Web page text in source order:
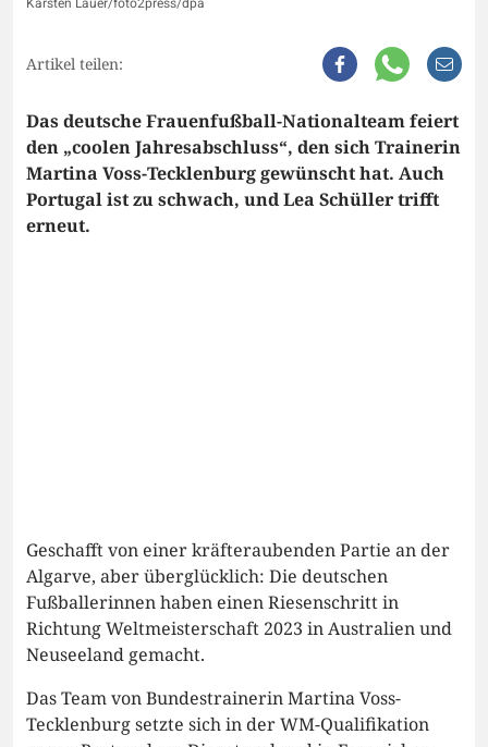
Artikel teilen:
Das deutsche Frauenfußball-Nationalteam feiert
den „coolen Jahresabschluss“, den sich Trainerin
Martina Voss-Tecklenburg gewünscht hat. Auch
Portugal ist zu schwach, und Lea Schüller trifft
erneut.
Geschafft von einer kräfteraubenden Partie an der
Algarve, aber überglücklich: Die deutschen
Fußballerinnen haben einen Riesenschritt in
Richtung Weltmeisterschaft 2023 in Australien und
Neuseeland gemacht.
Das Team von Bundestrainerin Martina Voss-
Tecklenburg setzte sich in der WM-Qualifikation